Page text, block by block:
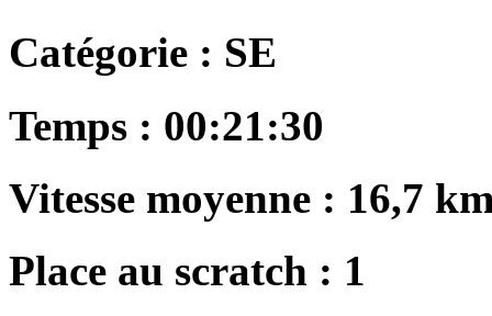
Catégorie : SE
Temps : 00:21:30
Vitesse moyenne : 16,7
Place au scratch : 1